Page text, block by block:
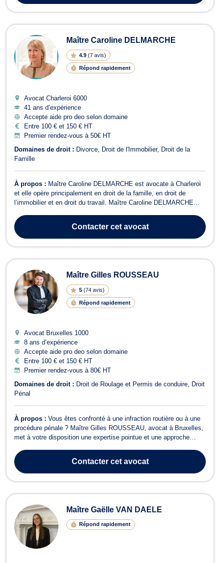
Maître Caroline DELMARCHE
4.9 (7 avis)
Répond rapidement
Avocat Charleroi 6000
41 ans d’expérience
Accepte aide pro deo selon domaine
Entre 100 € et 150 € HT
Premier rendez-vous à 50€ HT
Domaines de droit : Divorce Droit de l'Immobilier
Droit de la
Famille
À propos : Maître Caroline DELMARCHE est avocate à Charleroi
et elle opère principalement en droit de la famille, en droit de
l’immobilier et en droit du travail. Maître Caroline DELMARCHE
relatives à la cohabitation légale, à la filiation, aux divorces à
l'amiable ou cont...
Contactercet avocat
Maître Gilles ROUSSEAU
5 (74 avis)
Répond rapidement
Avocat Bruxelles 1000
8 ans d’expérience
Accepte aide pro deo selon domaine
Entre 100 € et 150 € HT
Premier rendez-vous à 80€ HT
Domaines de droit : Droit de Roulage et Permis de conduire
Droit
Pénal
À propos : Vous êtes confronté à une infraction routière ou à une
procédure pénale ? Maître Gilles ROUSSEAU, avocat à Bruxelles,
met à votre disposition une expertise pointue et une approche
audition. Engagé et réactif, il vous accompagne à chaque étape de
la procédure, veilla...Contactercet avocat
Maître Gaëlle VAN DAELE
Répond rapidement